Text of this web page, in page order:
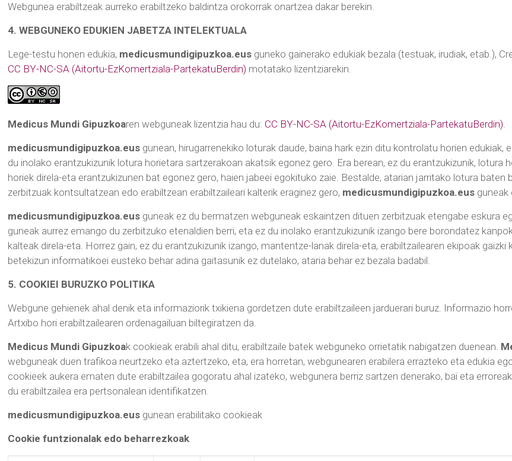
Webgunea erabiltzeak aurreko erabiltzeko baldintza orokorrak onartzea dakar berekin.
4. WEBGUNEKO EDUKIEN JABETZA INTELEKTUALA
Lege-testu honen edukia, medicusmundigipuzkoa.eus guneko gainerako edukiak bezala (testuak, irudiak, etab.),
CC BY-NC-SA (Aitortu-EzKomertziala-PartekatuBerdin) motatako lizentziarekin.
Medicus Mundi Gipuzkoaren webguneak lizentzia hau du: CC BY-NC-SA (Aitortu-EzKomertziala-PartekatuBerdin).
medicusmundigipuzkoa.eus gunean, hirugarrenekiko loturak daude, baina hark ezin ditu kontrolatu horien
du inolako erantzukizunik lotura horietara sartzerakoan akatsik egonez gero. Era berean, ez du erantzukizunik,
horiek direla-eta erantzukizunen bat egonez gero, haien jabeei egokituko zaie. Bestalde, atarian jarritako lotura
zerbitzuak kontsultatzean edo erabiltzean erabiltzaileari kalterik eraginez gero, medicusmundigipuzkoa.eus guneak
medicusmundigipuzkoa.eus guneak ez du bermatzen webguneak eskaintzen dituen zerbitzuak etengabe eskura
guneak aurrez emango du zerbitzuko etenaldien berri, eta ez du inolako erantzukizunik izango bere borondatez
kalteak direla-eta. Horrez gain, ez du erantzukizunik izango, mantentze-lanak direla-eta, erabiltzailearen ekipoak
betekizun informatikoei eusteko behar adina gaitasunik ez dutelako, ataria behar ez bezala badabil.
5. COOKIEI BURUZKO POLITIKA
Webgune gehienek ahal denik eta informaziorik txikiena gordetzen dute erabiltzaileen jarduerari buruz. Informazio
Artxibo hori erabiltzailearen ordenagailuan biltegiratzen da.
Medicus Mundi Gipuzkoak cookieak erabili ahal ditu, erabiltzaile batek webguneko orrietatik nabigatzen duenean.
webguneak duen trafikoa neurtzeko eta aztertzeko, eta, era horretan, webgunearen erabilera errazteko eta edukia
cookieek aukera ematen dute erabiltzailea gogoratu ahal izateko, webgunera berriz sartzen denerako, bai eta
du erabiltzailea era pertsonalean identifikatzen.
medicusmundigipuzkoa.eus gunean erabilitako cookieak
Cookie funtzionalak edo beharrezkoak